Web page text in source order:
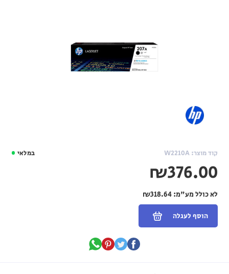
במלאי קוד מוצר: W2210A
₪376.00
לא כולל מע"מ:₪318.64
הוסף לעגלה